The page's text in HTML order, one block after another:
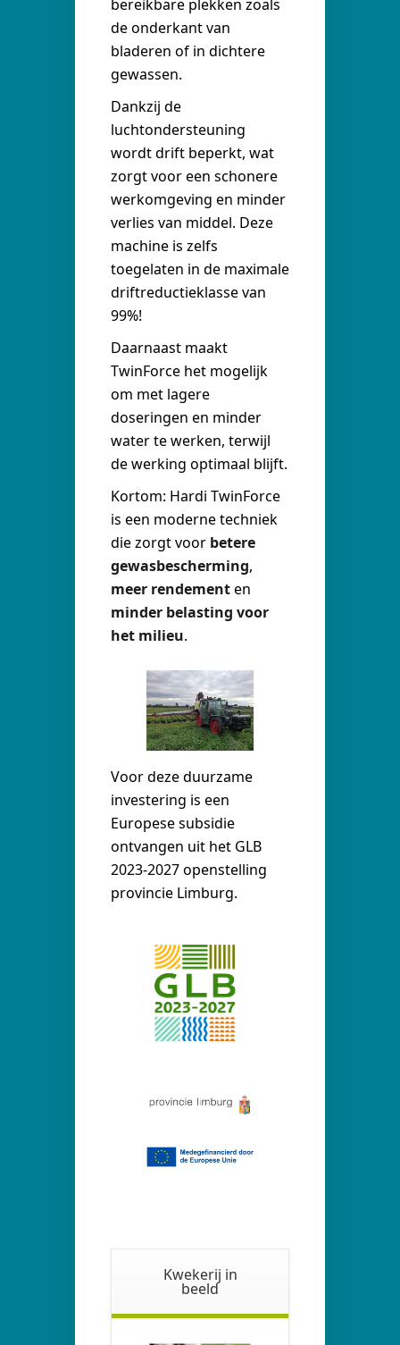
bereikbare plekken zoals
de onderkant van
bladeren of in dichtere
gewassen.
Dankzij de
luchtondersteuning
wordt drift beperkt, wat
zorgt voor een schonere
werkomgeving en minder
verlies van middel. Deze
machine is zelfs
toegelaten in de maximale
driftreductieklasse van
99%!
Daarnaast maakt
TwinForce het mogelijk
om met lagere
doseringen en minder
water te werken, terwijl
de werking optimaal blijft.
Kortom: Hardi TwinForce
is een moderne techniek
die zorgt voor betere
gewasbescherming,
meer rendementen
minder belasting voor
het milieu.
Voor deze duurzame
investering is een
Europese subsidie
ontvangen uit het GLB
2023-2027 openstelling
provincie Limburg.
Kwekerij in
beeld